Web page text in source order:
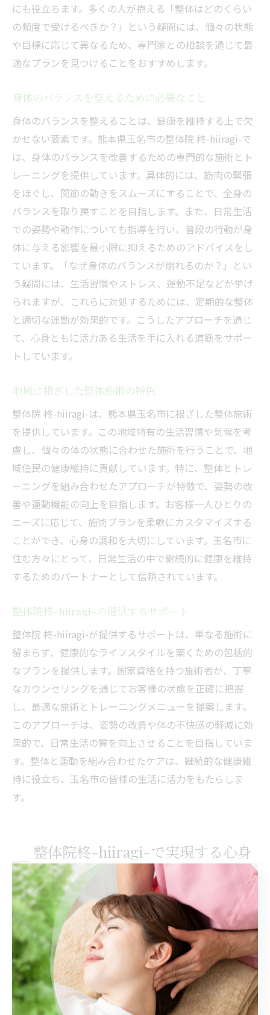
にも役立ちます。多くの人が抱える「整体はどのくらい
の頻度で受けるべきか？」という疑問には、個々の状態
や目標に応じて異なるため、専門家との相談を通じて最
適なプランを見つけることをおすすめします。
身体のバランスを整えるために必要なこと
身体のバランスを整えることは、健康を維持する上で欠
かせない要素です。熊本県玉名市の整体院 柊-hiiragi-で
は、身体のバランスを改善するための専門的な施術とト
レーニングを提供しています。具体的には、筋肉の緊張
をほぐし、関節の動きをスムーズにすることで、全身の
バランスを取り戻すことを目指します。また、日常生活
での姿勢や動作についても指導を行い、普段の行動が身
体に与える影響を最小限に抑えるためのアドバイスをし
ています。「なぜ身体のバランスが崩れるのか？」とい
う疑問には、生活習慣やストレス、運動不足などが挙げ
られますが、これらに対処するためには、定期的な整体
と適切な運動が効果的です。こうしたアプローチを通じ
て、心身ともに活力ある生活を手に入れる道筋をサポー
トしています。
地域に根ざした整体施術の特色
整体院 柊-hiiragi-は、熊本県玉名市に根ざした整体施術
を提供しています。この地域特有の生活習慣や気候を考
慮し、個々の体の状態に合わせた施術を行うことで、地
域住民の健康維持に貢献しています。特に、整体とトレ
ーニングを組み合わせたアプローチが特徴で、姿勢の改
善や運動機能の向上を目指します。お客様一人ひとりの
ニーズに応じて、施術プランを柔軟にカスタマイズする
ことができ、心身の調和を大切にしています。玉名市に
住む方々にとって、日常生活の中で継続的に健康を維持
するためのパートナーとして信頼されています。
整体院柊-hiiragi-の提供するサポート
整体院 柊-hiiragi-が提供するサポートは、単なる施術に
留まらず、健康的なライフスタイルを築くための包括的
なプランを提供します。国家資格を持つ施術者が、丁寧
なカウンセリングを通じてお客様の状態を正確に把握
し、最適な施術とトレーニングメニューを提案します。
このアプローチは、姿勢の改善や体の不快感の軽減に効
果的で、日常生活の質を向上させることを目指していま
す。整体と運動を組み合わせたケアは、継続的な健康維
持に役立ち、玉名市の皆様の生活に活力をもたらしま
す。
整体院柊-hiiragi-で実現する心身
の健康管理法
整体院柊-hiiragi-の提案する健康管理法
整体院柊-hiiragi-では、熊本県玉名市の皆さまに向けた
健康管理の一環として、整体とトレーニングを効果的に
組み合わせた方法を提案しています。整体は姿勢の調整
を主な目的とし、身体のバランスを整えることで、日常
生活における不快感を軽減することが期待できます。さ